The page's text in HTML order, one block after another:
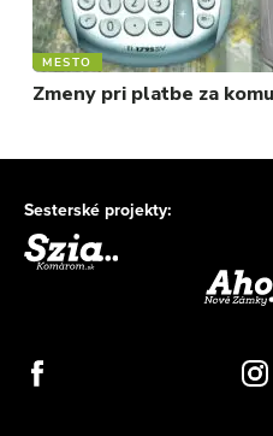
MESTO
Zmeny pri platbe za
Sesterské projekty: